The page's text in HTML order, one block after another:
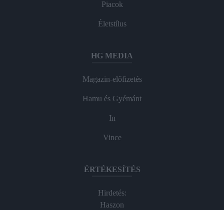
Piacok
Életstílus
HG MEDIA
Magazin-előfizetés
Hamu és Gyémánt
In
Vince
ÉRTÉKESÍTÉS
Hirdetés:
Haszon